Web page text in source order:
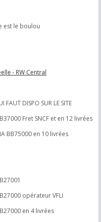
est le boulou
- RW Central
FAUT DISPO SUR LE SITE
Fret SNCF et en 12 livrées
BB75000 en 10 livrées
opérateur VFLI
en 4 livrées